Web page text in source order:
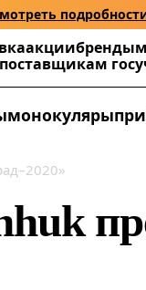
акциибренды
поставщикам
монокуляры